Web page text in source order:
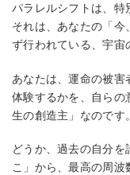
パラレルシフトは、特
それは、あなたの「今
ず行われている、宇宙
あなたは、運命の被害
体験するかを、自らの
生の創造主」なのです。
どうか、過去の自分を
こ」から、最高の周